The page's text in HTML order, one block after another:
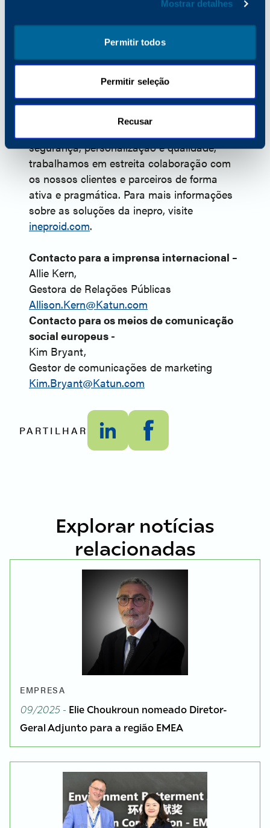
Mostrar detalhes
Permitir todos
Permitir seleção
Recusar
em ambientes de impressão, controlo de
acessos, autenticação, cacifos, máquinas
de café e várias outras aplicações de
reside no fornecimento de soluções e
serviços seguros, fiáveis e fáceis de utilizar,
que se integram de forma rápida e
harmoniosa em ambientes novos e
segurança, personalização e qualidade,
trabalhamos em estreita colaboração com
os nossos clientes e parceiros de forma
ativa e pragmática. Para mais informações
sobre as soluções da inepro, visite
ineproid.com.
Contacto para a imprensa internacional –
Allie Kern,
Gestora de Relações Públicas
Allison.Kern@Katun.com
Contacto para os meios de comunicação
social europeus -
Kim Bryant,
Gestor de comunicações de marketing
Kim.Bryant@Katun.com
PARTILHAR
Explorar notícias
relacionadas
EMPRESA
09/2025 - Elie Choukroun nomeado Diretor-
Geral Adjunto para a região EMEA